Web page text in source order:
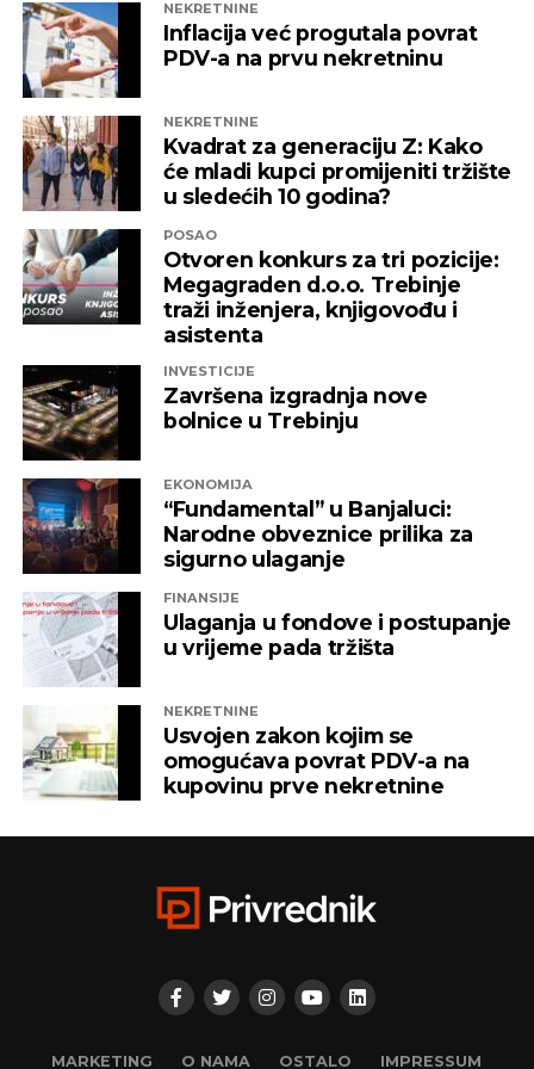
NEKRETNINE
Inflacija već progutala povrat
PDV-a na prvu nekretninu
NEKRETNINE
Kvadrat za generaciju Z: Kako
će mladi kupci promijeniti tržište
u sledećih 10 godina?
POSAO
Otvoren konkurs za tri pozicije:
Megagraden d.o.o. Trebinje
traži inženjera, knjigovođu i
asistenta
INVESTICIJE
Završena izgradnja nove
bolnice u Trebinju
EKONOMIJA
“Fundamental” u Banjaluci:
Narodne obveznice prilika za
sigurno ulaganje
FINANSIJE
Ulaganja u fondove i postupanje
u vrijeme pada tržišta
NEKRETNINE
Usvojen zakon kojim se
omogućava povrat PDV-a na
kupovinu prve nekretnine
MARKETING O NAMA OSTALO IMPRESSUM